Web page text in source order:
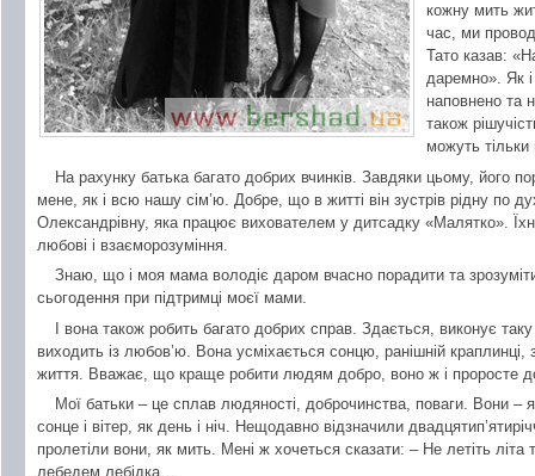
кожну мить
час, ми
Тато казав:
даремно». Як
наповнено та
також
можуть тільки
На рахунку батька багато добрих вчинків. Завдяки цьому, його
мене, як і всю нашу сім’ю. Добре, що в житті він зустрів рідну по
Олександрівну, яка працює вихователем у дитсадку «Малятко».
любові і взаєморозуміння.
Знаю, що і моя мама володіє даром вчасно порадити та
сьогодення при підтримці моєї мами.
І вона також робить багато добрих справ. Здається, виконує
виходить із любов’ю. Вона усміхається сонцю, ранішній краплинці,
життя. Вважає, що краще робити людям добро, воно ж і проросте
Мої батьки – це сплав людяності, доброчинства, поваги. Вони –
сонце і вітер, як день і ніч. Нещодавно відзначили
пролетіли вони, як мить. Мені ж хочеться сказати: – Не летіть
лебедем лебідка…